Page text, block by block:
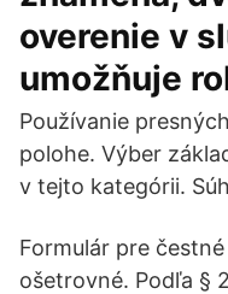
overenie v
umožňuje
Používanie
polohe. Výber
v tejto kategórii.
Formulár pre
ošetrovné. Podľa §